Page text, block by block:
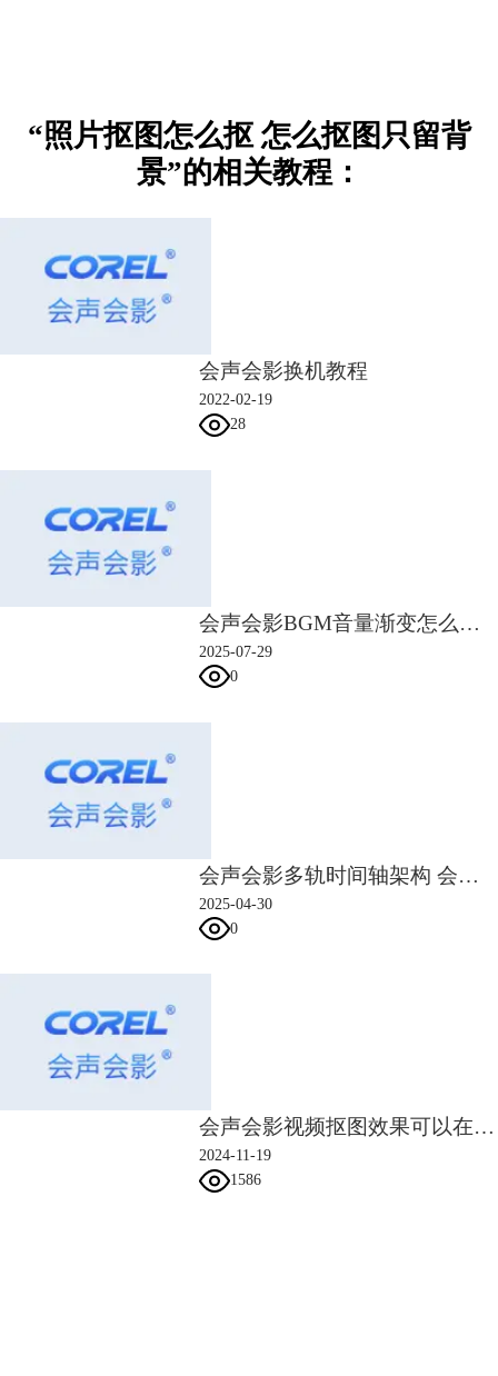
1、会声会影的色度键去背功能需要背景色是纯色，如果背景色过于复
抠图的效果就会大打折扣。针对背景色复杂的抠图场景，会声会影提
创建器功能。
3、我们直接导入素材到视频轨上，然后点击遮罩创建器。
图4：点击遮罩创建器
4、如果对这个工具还不是很熟悉，可以选择智能遮罩刷。然后设置刷子
大小和边缘容差属性。
5、接着长按鼠标左键在照片上选取抠图内容。如果边缘处有多出来的部
分，可以使用橡皮擦工具擦除。
图6：擦除多余遮罩
“照片抠图怎么抠 怎么抠图只留背
景”的相关教程：
会声会影换机教程
2022-02-19
28
会声会影BGM音量渐变怎么设置 会声会影背景音乐突然中断怎么过渡
2025-07-29
0
会声会影多轨时间轴架构 会声会影多轨音频同步控制方案
2025-04-30
0
会声会影视频抠图效果可以在哪里实现 会声会影怎么抠背景
2024-11-19
1586